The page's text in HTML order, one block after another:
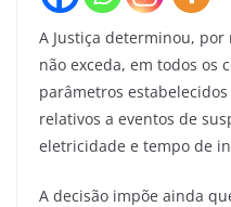
A Justiça determinou,
não exceda, em todos os
parâmetros
relativos a eventos de
eletricidade e tempo de
A decisão impõe ainda